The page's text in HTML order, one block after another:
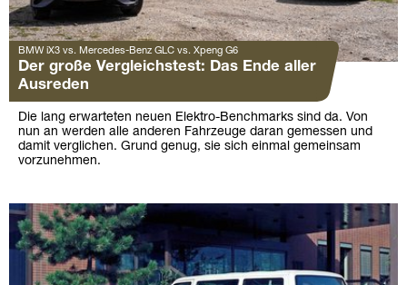
BMW iX3 vs. Mercedes-Benz GLC vs. Xpeng G6
Der große Vergleichstest: Das Ende aller
Ausreden
Die lang erwarteten neuen Elektro-Benchmarks sind da. Von
nun an werden alle anderen Fahrzeuge daran gemessen und
damit verglichen. Grund genug, sie sich einmal gemeinsam
vorzunehmen.